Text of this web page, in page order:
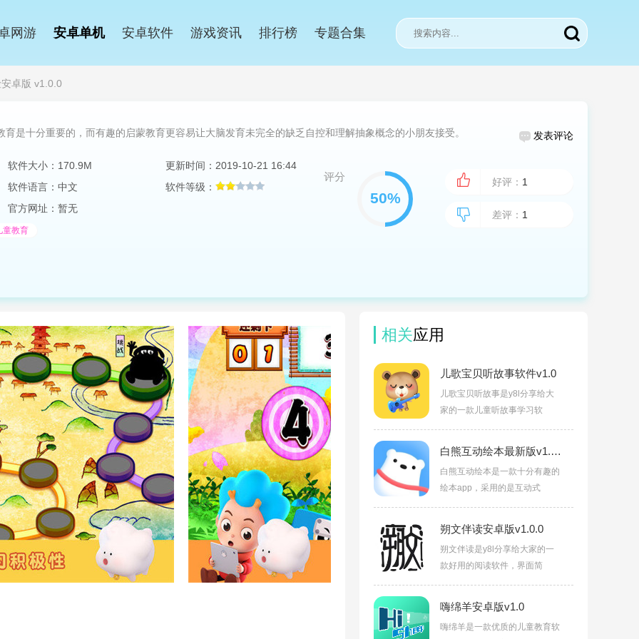
网游 安卓单机 安卓软件 游戏资讯 排行榜 专题合集
卓版 v1.0.0
育是十分重要的，而有趣的启蒙教育更容易让大脑发育未完全的缺乏自控和理解抽象概念的小朋友接受。 发表评论
软件大小：170.9M
更新时间：2019-10-21 16:44
软件语言：中文
软件等级：
官方网址：暂无
童教育
评分 好评： 1
差评： 1
相关应用
儿歌宝贝听故事软件v1.0
儿歌宝贝听故事是y8l分享给大
家的一款儿童听故事学习软
白熊互动绘本最新版v1.0.15
白熊互动绘本是一款十分有趣的
绘本app，采用的是互动式
朔文伴读安卓版v1.0.0
朔文伴读是y8l分享给大家的一
款好用的阅读软件，界面简
嗨绵羊安卓版v1.0
嗨绵羊是一款优质的儿童教育软